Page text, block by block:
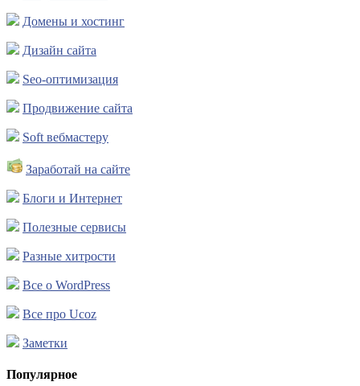
Домены и хостинг
Дизайн сайта
Seo-оптимизация
Продвижение сайта
Soft вебмастеру
Заработай на сайте
Блоги и Интернет
Полезные сервисы
Разные хитрости
Все о WordPress
Все про Ucoz
Заметки
Популярное